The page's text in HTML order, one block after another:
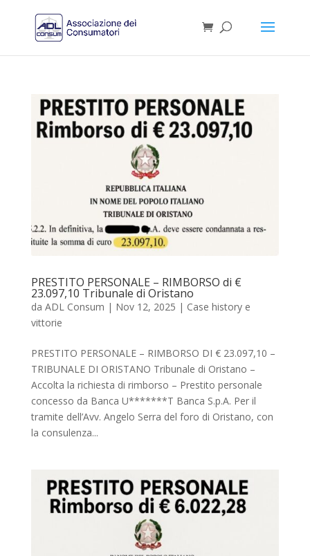
PRESTITO PERSONALE – RIMBORSO di €
23.097,10 Tribunale di Oristano
da ADL Consum | Nov 12, 2025 | Case history e
vittorie
PRESTITO PERSONALE – RIMBORSO DI € 23.097,10 –
TRIBUNALE DI ORISTANO Tribunale di Oristano –
Accolta la richiesta di rimborso – Prestito personale
concesso da Banca U*******T Banca S.p.A. Per il
tramite dell’Avv. Angelo Serra del foro di Oristano, con
la consulenza...